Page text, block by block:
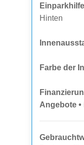
Hinten
Farbe der
Angebote